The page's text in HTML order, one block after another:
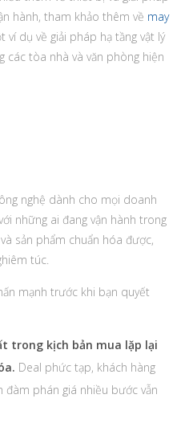
hành, tham khảo thêm về may
dụ về giải pháp hạ tầng vật lý
các tòa nhà và văn phòng hiện
nghệ dành cho mọi doanh
những ai đang vận hành trong
sản phẩm chuẩn hóa được,
túc.
mạnh trước khi bạn quyết
trong kịch bản mua lặp lại
Deal phức tạp, khách hàng
đàm phán giá nhiều bước vẫn